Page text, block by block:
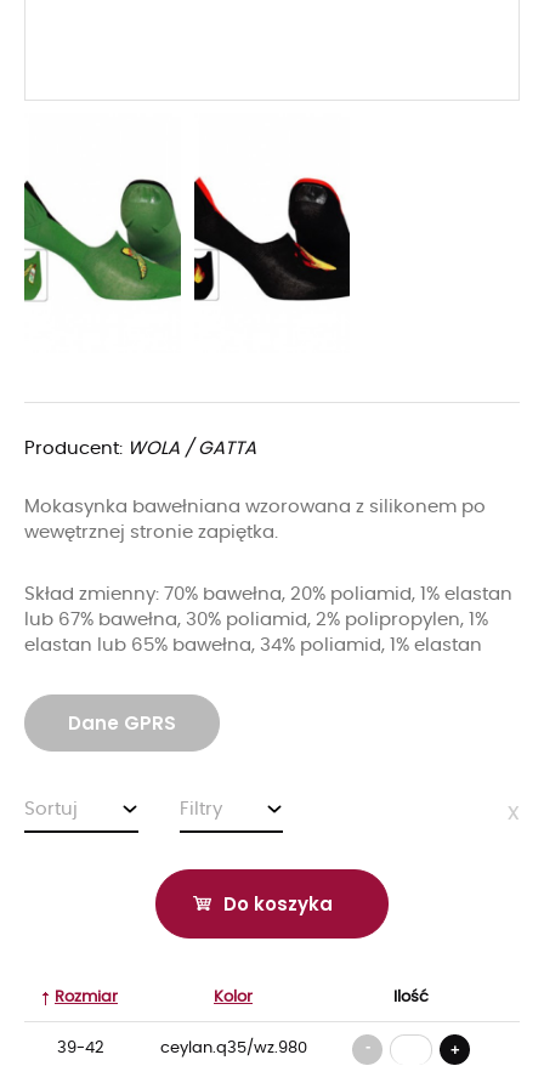
Producent: WOLA / GATTA
Mokasynka bawełniana wzorowana z silikonem po
wewętrznej stronie zapiętka.
Skład zmienny: 70% bawełna, 20% poliamid, 1% elastan
lub 67% bawełna, 30% poliamid, 2% polipropylen, 1%
elastan lub 65% bawełna, 34% poliamid, 1% elastan
Dane GPRS
Sortuj Filtry x
Do koszyka
Rozmiar Kolor Ilość
39-42 ceylan.q35/wz.980 - +